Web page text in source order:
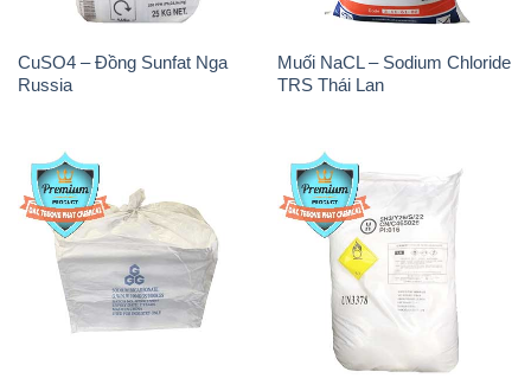
Sodium Bicarbonate – Bicar
NaHCO3 Food Grade 3 Chữ
GGG Bao Jumbo ( Bành )
Trung Quốc China
Sodium Percarbonate Dạng
Bột Trung Quốc China